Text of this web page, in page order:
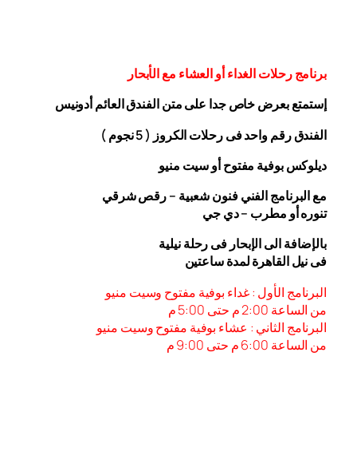
برنامج رحلات الغداء أو العشاء مع الأبحار
إستمتع بعرض خاص جدا على متن الفندقالعائم أدونيس
الفندق رقم واحد فى رحلات الكروز ( 5 نجوم )
ديلوكس بوفية مفتوح أو سيت منيو
مع البرنامج الفني فنون شعبية – رقص شرقي
تنوره أو مطرب – دي جي
بالإضافة الى الإبحار فى رحلة نيلية
فى نيل القاهرة لمدة ساعتين
البرنامج الأول : غداء بوفية مفتوح وسيت منيو
من الساعة 2:00 م حتى 5:00 م
البرنامج الثاني : عشاء بوفية مفتوح وسيت منيو
من الساعة 6:00
م حتى 9:00 م